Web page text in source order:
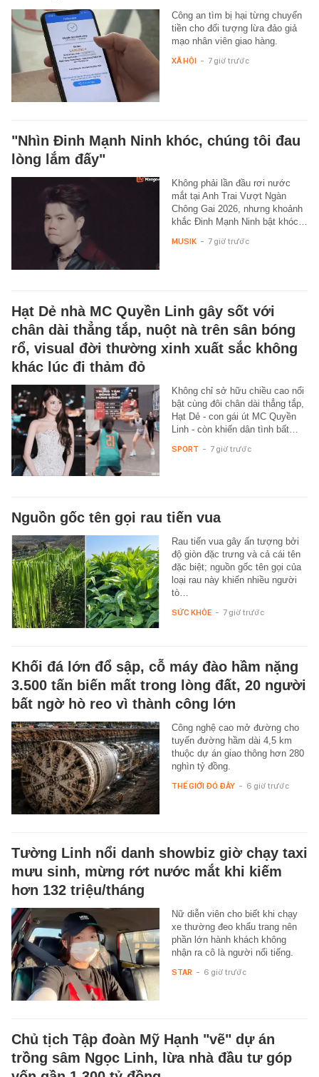
Công an tìm bị hại từng chuyển
tiền cho đối tượng lừa đảo giả
mạo nhân viên giao hàng.
XÃ HỘI - 7 giờ trước
"Nhìn Đinh Mạnh Ninh khóc, chúng tôi đau
lòng lắm đấy"
Không phải lần đầu rơi nước
mắt tại Anh Trai Vượt Ngàn
Chông Gai 2026, nhưng khoảnh
khắc Đinh Mạnh Ninh bật khóc…
MUSIK - 7 giờ trước
Hạt Dẻ nhà MC Quyền Linh gây sốt với
chân dài thẳng tắp, nuột nà trên sân bóng
rổ, visual đời thường xinh xuất sắc không
khác lúc đi thảm đỏ
Không chỉ sở hữu chiều cao nổi
bật cùng đôi chân dài thẳng tắp,
Hạt Dẻ - con gái út MC Quyền
Linh - còn khiến dân tình bất…
SPORT - 7 giờ trước
Nguồn gốc tên gọi rau tiến vua
Rau tiến vua gây ấn tượng bởi
độ giòn đặc trưng và cả cái tên
đặc biệt; nguồn gốc tên gọi của
loại rau này khiến nhiều người
tò…
SỨC KHỎE - 7 giờ trước
Khối đá lớn đổ sập, cỗ máy đào hầm nặng
3.500 tấn biến mất trong lòng đất, 20 người
bất ngờ hò reo vì thành công lớn
Công nghệ cao mở đường cho
tuyến đường hầm dài 4,5 km
thuộc dự án giao thông hơn 280
nghìn tỷ đồng.
THẾ GIỚI ĐÓ ĐÂY - 6 giờ trước
Tường Linh nổi danh showbiz giờ chạy taxi
mưu sinh, mừng rớt nước mắt khi kiếm
hơn 132 triệu/tháng
Nữ diễn viên cho biết khi chạy
xe thường đeo khẩu trang nên
phần lớn hành khách không
nhận ra cô là người nổi tiếng.
STAR - 6 giờ trước
Chủ tịch Tập đoàn Mỹ Hạnh "vẽ" dự án
trồng sâm Ngọc Linh, lừa nhà đầu tư góp